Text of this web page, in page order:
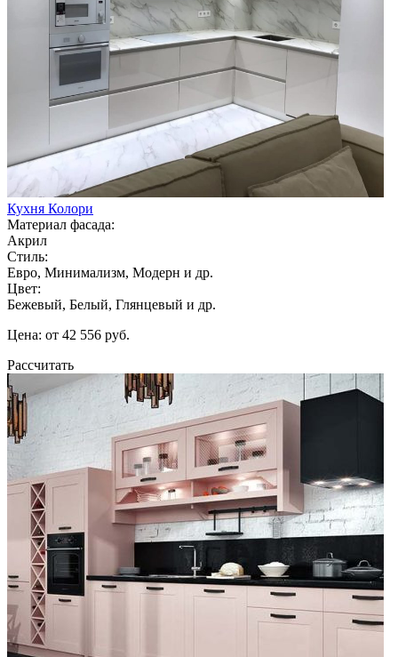
Кухня Колори
Материал фасада:
Акрил
Стиль:
Евро, Минимализм, Модерн и др.
Цвет:
Бежевый, Белый, Глянцевый и др.
Цена: от 42 556 руб.
Рассчитать